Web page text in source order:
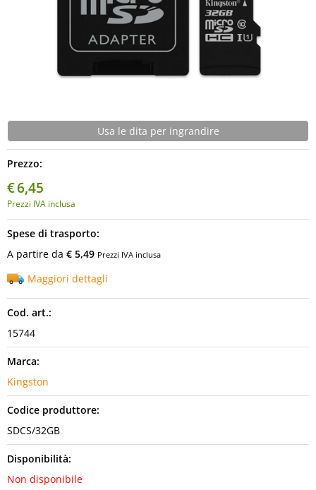
Usa le dita per ingrandire
Prezzo:
€6,45
Prezzi IVA inclusa
Spese di trasporto:
A partire da € 5,49 Prezzi IVA inclusa
Maggiori dettagli
Cod. art.:
15744
Marca:
Kingston
Codice produttore:
SDCS/32GB
Disponibilità:
Non disponibile